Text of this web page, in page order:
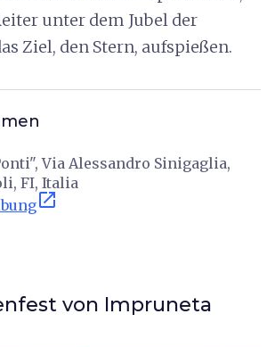
unter dem Jubel der
Ziel, den Stern, aufspießen.
Via Alessandro Sinigaglia,
FI, Italia
open_in_new
von Impruneta